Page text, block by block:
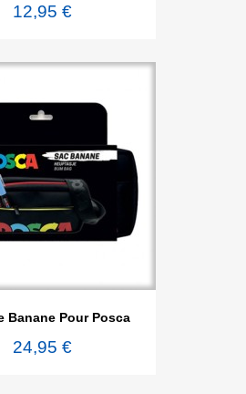
12,95 €
Banane Pour Posca
24,95 €